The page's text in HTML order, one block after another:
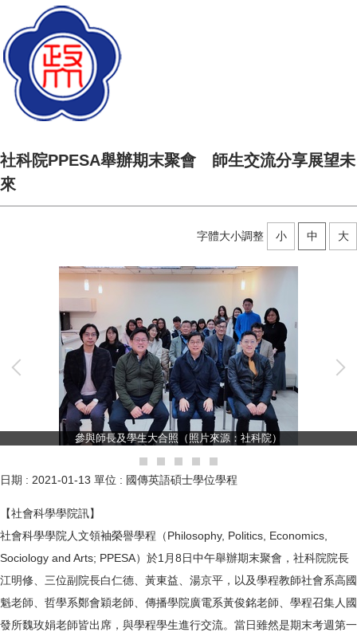
社科院PPESA舉辦期末聚會 師生交流分享展望未
來
字體大小調整 小 中 大
參與師長及學生大合照（照片來源：社科院）
日期 : 2021-01-13 單位 : 國傳英語碩士學位學程
【社會科學學院訊】
社會科學學院人文領袖榮譽學程（Philosophy, Politics, Economics,
Sociology and Arts; PPESA）於1月8日中午舉辦期末聚會，社科院院長
江明修、三位副院長白仁德、黃東益、湯京平，以及學程教師社會系高國
魁老師、哲學系鄭會穎老師、傳播學院廣電系黃俊銘老師、學程召集人國
發所魏玫娟老師皆出席，與學程學生進行交流。當日雖然是期末考週第一